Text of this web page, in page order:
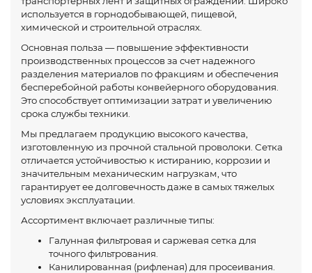
используется в горнодобывающей, пищевой,
химической и строительной отраслях.
Основная польза — повышение эффективности
производственных процессов за счет надежного
разделения материалов по фракциям и обеспечения
бесперебойной работы конвейерного оборудования.
Это способствует оптимизации затрат и увеличению
срока службы техники.
Мы предлагаем продукцию высокого качества,
изготовленную из прочной стальной проволоки. Сетка
отличается устойчивостью к истиранию, коррозии и
значительным механическим нагрузкам, что
гарантирует ее долговечность даже в самых тяжелых
условиях эксплуатации.
Ассортимент включает различные типы:
Галунная фильтровая и саржевая сетка для
точного фильтрования.
Канилированная (рифленая) для просеивания.